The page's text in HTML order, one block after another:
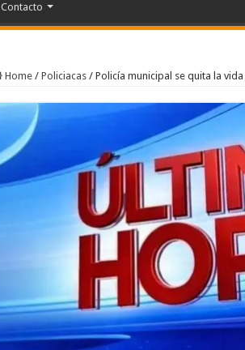
Contacto
Home / Policiacas / Policía municipal se quita la